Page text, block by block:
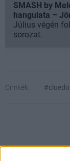
SMASH by
hangulata –
Július végén
sorozat.
Címkék: #cluedo